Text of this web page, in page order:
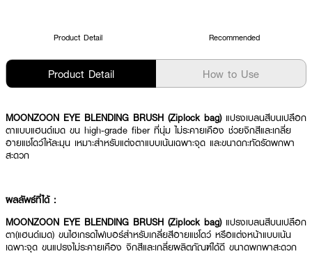
Product Detail Recommended
Product Detail How to Use
MOONZOON EYE BLENDING BRUSH (Ziplock bag) แปรงเบลนสีบนเปลือก
ตาแบบแฮนด์เมด ขน high-grade fiber ที่นุ่ม ไม่ระคายเคือง ช่วยจิกสีและเกลี่ย
อายแชโดว์ให้ละมุน เหมาะสำหรับแต่งตาแบบเน้นเฉพาะจุด และขนาดกะทัดรัดพกพา
สะดวก
ผลลัพธ์ที่ได้ :
MOONZOON EYE BLENDING BRUSH (Ziplock bag) แปรงเบลนสีบนเปลือก
ตา(แฮนด์เมด) ขนไฮเกรดไฟเบอร์สำหรับเกลี่ยสีอายแชโดว์ หรือแต่งหน้าแบบเน้น
เฉพาะจุด ขนแปรงไม่ระคายเคือง จิกสีและเกลี่ยผลิตภัณฑ์ได้ดี ขนาดพกพาสะดวก